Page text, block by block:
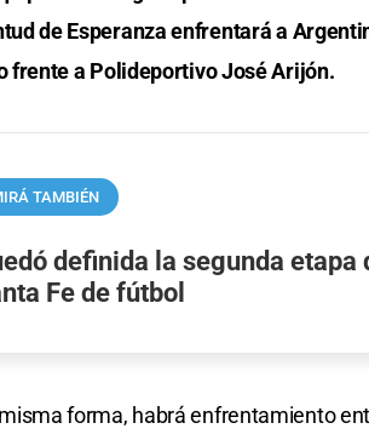
de Esperanza enfrentará a
frente a Polideportivo José Arijón.
TAMBIÉN
definida la segunda etapa
Fe de fútbol
forma, habrá enfrentamiento